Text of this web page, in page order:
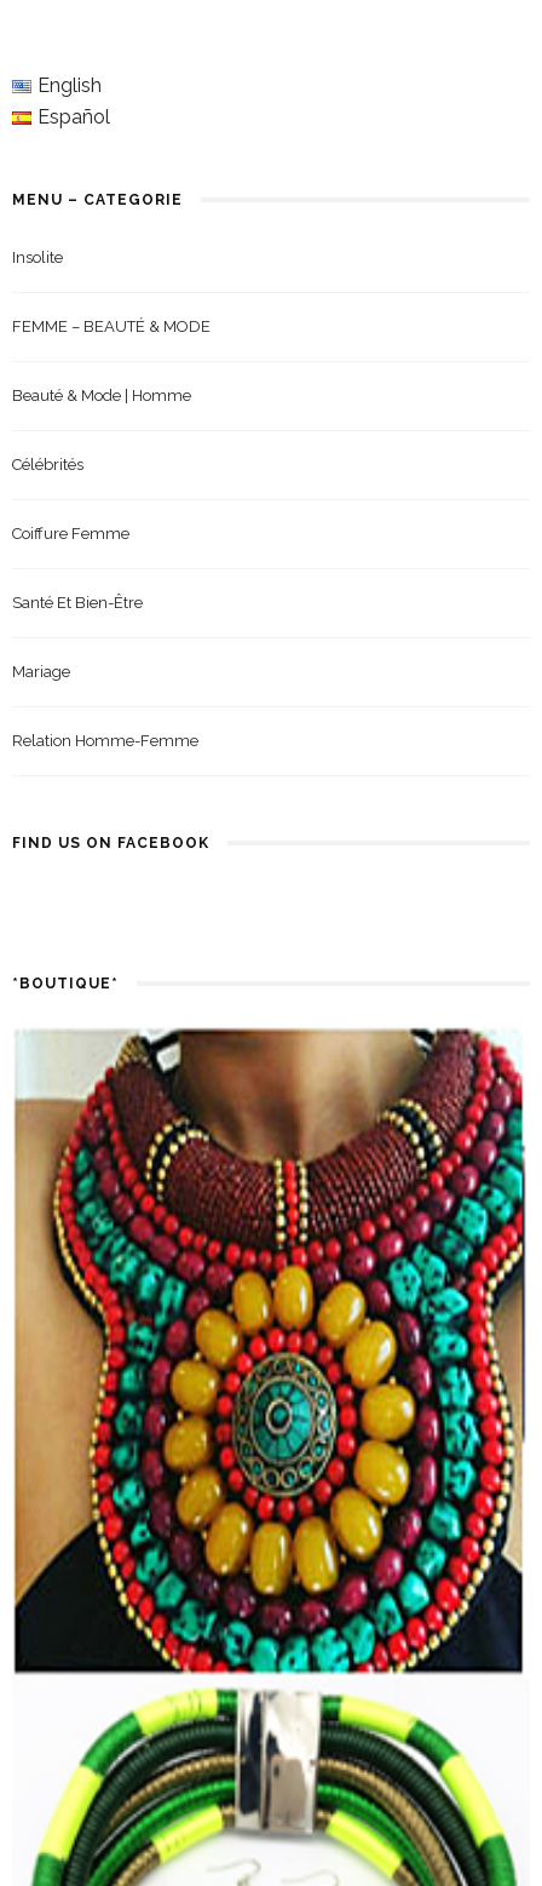
English
Español
MENU – CATEGORIE
Insolite
FEMME – BEAUTÉ & MODE
Beauté & Mode | Homme
Célébrités
Coiffure Femme
Santé Et Bien-Être
Mariage
Relation Homme-Femme
FIND US ON FACEBOOK
*BOUTIQUE*